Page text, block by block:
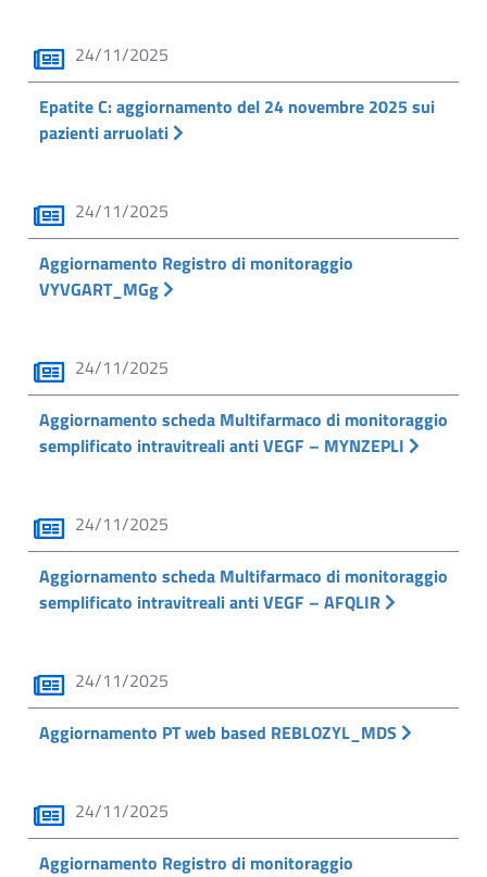
24/11/2025
Epatite C: aggiornamento del 24 novembre 2025 sui
pazienti arruolati
24/11/2025
Aggiornamento Registro di monitoraggio
VYVGART_MGg
24/11/2025
Aggiornamento scheda Multifarmaco di monitoraggio
semplificato intravitreali anti VEGF – MYNZEPLI
24/11/2025
Aggiornamento scheda Multifarmaco di monitoraggio
semplificato intravitreali anti VEGF – AFQLIR
24/11/2025
Aggiornamento PT web based REBLOZYL_MDS
24/11/2025
Aggiornamento Registro di monitoraggio